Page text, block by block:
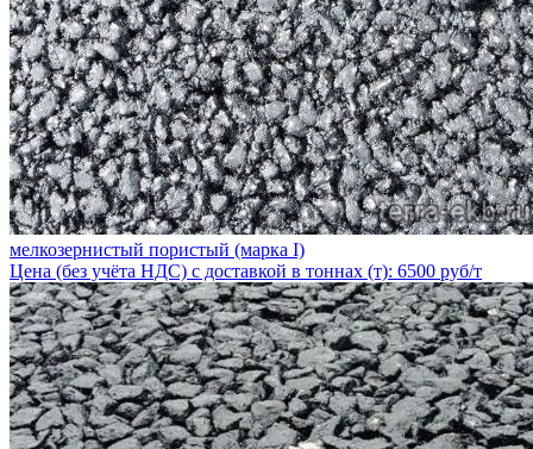
мелкозернистый пористый (марка I)
Цена (без учёта НДС) с доставкой в тоннах (т): 6500 руб/т